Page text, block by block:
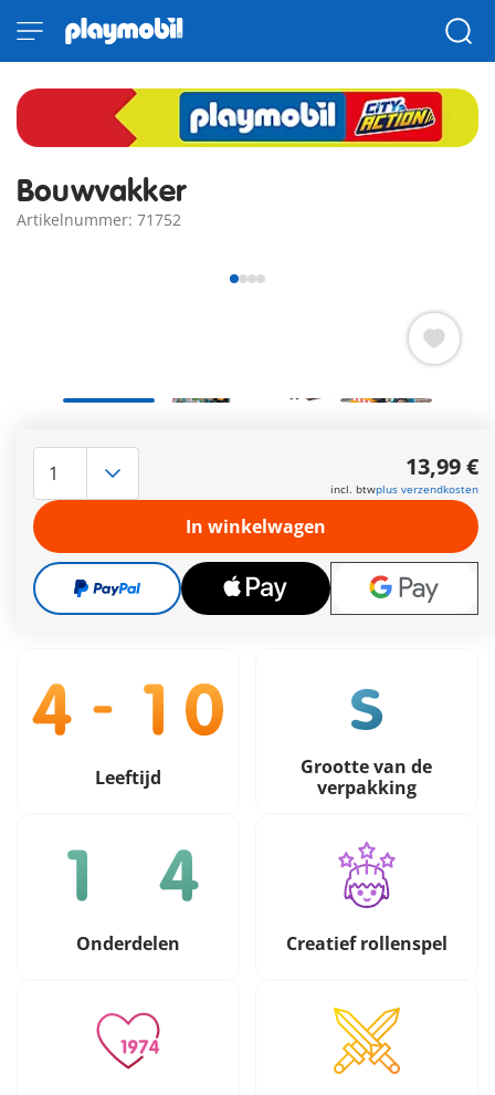
Bouwvakker
Artikelnummer: 71752
beitel aan de weg, die dringend gerepareerd moet worden.
Meer informatie
Gratis verzending vanaf €30
13,99 €
incl. btw plus verzendkosten
13,99 €
incl. btwplus verzendkosten
In winkelwagen
Leeftijd
Grootte van de
verpakking
Onderdelen Creatief rollenspel